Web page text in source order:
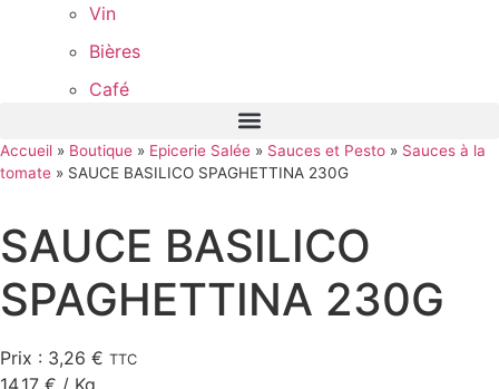
Vin
Bières
Café
Accueil » Boutique » Epicerie Salée » Sauces et Pesto » Sauces à la
tomate » SAUCE BASILICO SPAGHETTINA 230G
SAUCE BASILICO
SPAGHETTINA 230G
Prix : 3,26 € TTC
14,17 € / Kg